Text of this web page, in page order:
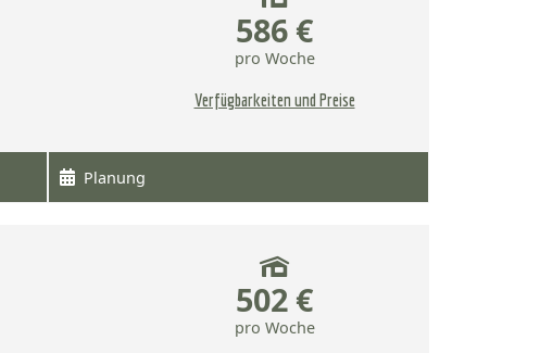
586 €
pro Woche
Verfügbarkeiten und Preise
Planung
502 €
pro Woche